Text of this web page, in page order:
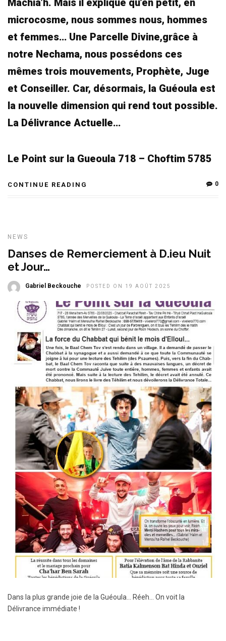
microcosme, nous sommes nous, hommes
et femmes… Une Parcelle Divine,grâce à
notre Nechama, nous possédons ces
mêmes trois mouvements, Prophète, Juge
et Conseiller. Car, désormais, la Guéoula est
la nouvelle dimension qui rend tout possible.
La Délivrance Actuelle…
Le Point sur la Gueoula 718 – Choftim 5785
CONTINUE READING 0
NEWS
Danses de Remerciement à D.ieu Nuit
et Jour…
Gabriel Beckouche POSTED ON 19 AOÛT 2025
Dans la plus grande joie de la Guéoula… Réeh… On voit la
Délivrance immédiate !